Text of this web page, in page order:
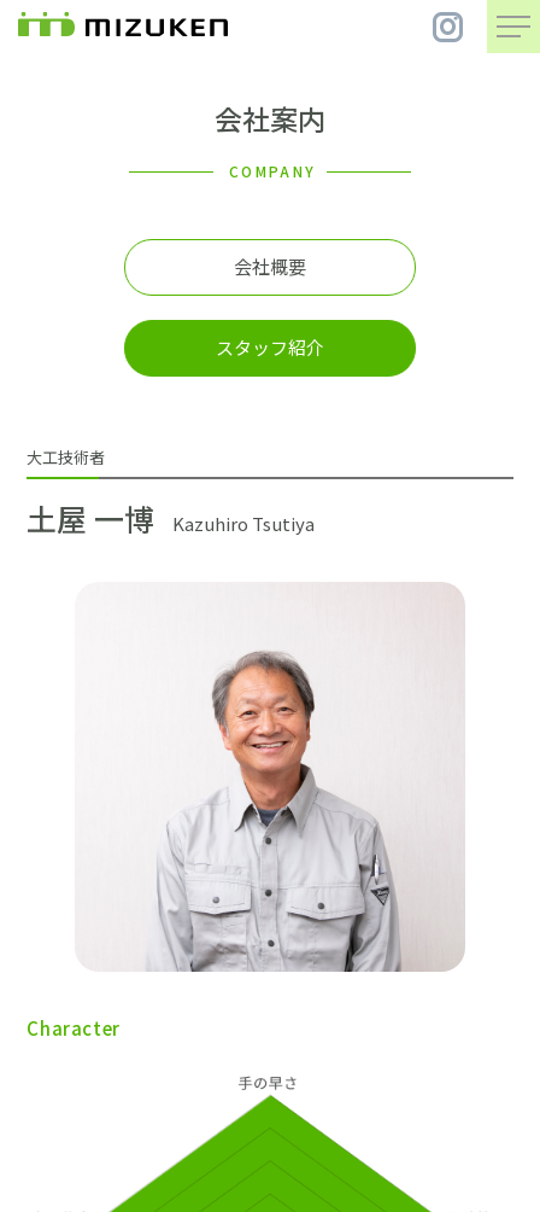
住 宅
まちづくり
コンセプト
会社案内
COMPANY
会社概要
スタッフ紹介
大工技術者
土屋 一博 Kazuhiro Tsutiya
Character